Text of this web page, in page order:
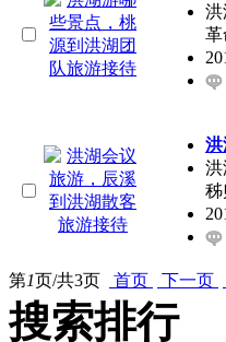
革
洪
秭
第1页/共3页 首页 下一页
搜索排行